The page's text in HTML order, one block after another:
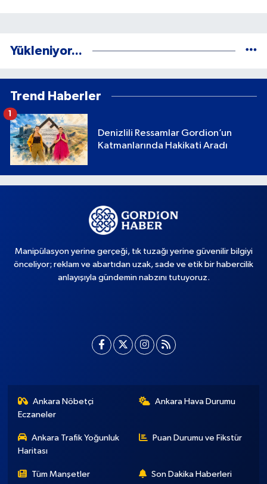
Yükleniyor...
Trend Haberler
Denizlili Ressamlar Gordion’un
Katmanlarında Hakikati Aradı
1
Manipülasyon yerine gerçeği, tık tuzağı yerine güvenilir bilgiyi
önceliyor; reklam ve abartıdan uzak, sade ve etik bir habercilik
anlayışıyla gündemin nabzını tutuyoruz.
Ankara Nöbetçi
Eczaneler
Ankara Hava Durumu
Ankara Trafik Yoğunluk
Haritası
Puan Durumu ve Fikstür
Tüm Manşetler Son Dakika Haberleri